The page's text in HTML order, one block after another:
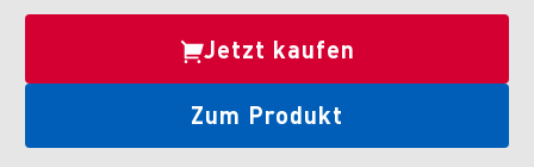
Jetzt kaufen
Zum Produkt